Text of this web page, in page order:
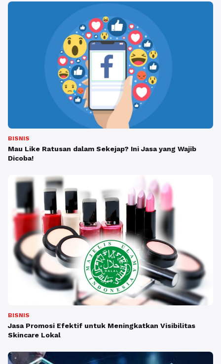
BISNIS
Mau Like Ratusan dalam Sekejap? Ini Jasa yang Wajib
Dicoba!
BISNIS
Jasa Promosi Efektif untuk Meningkatkan Visibilitas
Skincare Lokal